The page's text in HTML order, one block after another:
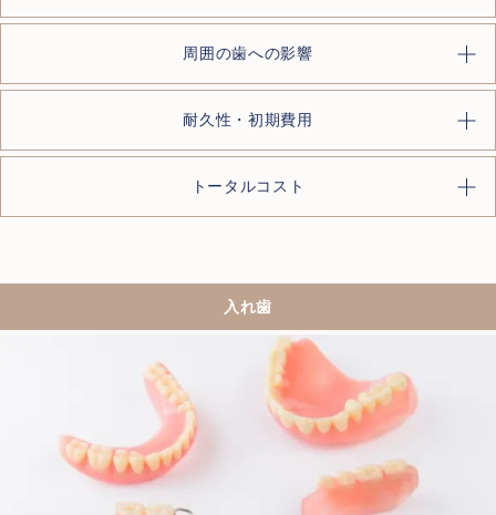
周囲の歯への影響
耐久性・初期費用
トータルコスト
入れ歯